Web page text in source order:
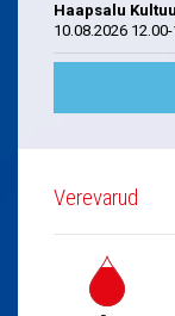
Haapsalu
10.08.2026
Verevarud